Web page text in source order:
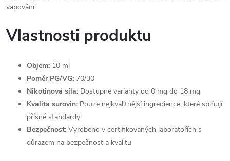
vapování.
Vlastnosti produktu
Objem: 10 ml
Poměr PG/VG: 70/30
Nikotinová síla: Dostupné varianty od 0 mg do 18 mg
Kvalita surovin: Pouze nejkvalitnější ingredience, které splňují
přísné standardy
Bezpečnost: Vyrobeno v certifikovaných laboratořích s
důrazem na bezpečnost a kvalitu